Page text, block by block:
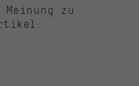
Meinung zu